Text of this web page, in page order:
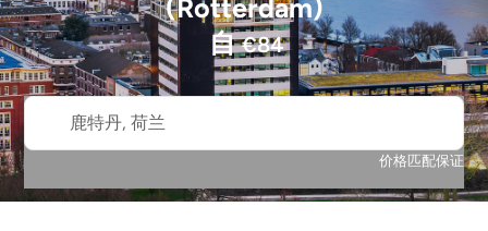
(Rotterdam)
自€84
鹿特丹, 荷兰
价格匹配保证